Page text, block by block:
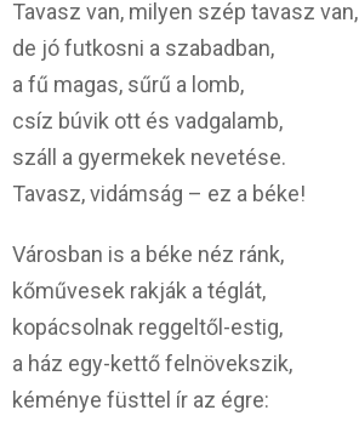
Tavasz van, milyen szép tavasz van,
de jó futkosni a szabadban,
a fű magas, sűrű a lomb,
csíz búvik ott és vadgalamb,
száll a gyermekek nevetése.
Tavasz, vidámság – ez a béke!
Városban is a béke néz ránk,
kőművesek rakják a téglát,
kopácsolnak reggeltől-estig,
a ház egy-kettő felnövekszik,
kéménye füsttel ír az égre: